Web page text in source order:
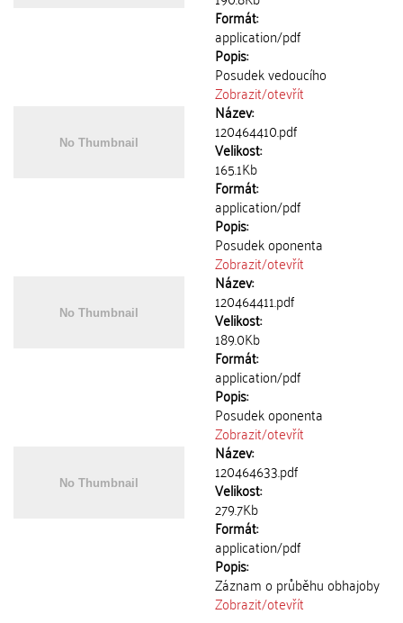
Formát:
application/pdf
Popis:
Posudek vedoucího
Zobrazit/otevřít
Název:
120464410.pdf
Velikost:
165.1Kb
Formát:
application/pdf
Popis:
Posudek oponenta
Zobrazit/otevřít
Název:
120464411.pdf
Velikost:
189.0Kb
Formát:
application/pdf
Popis:
Posudek oponenta
Zobrazit/otevřít
Název:
120464633.pdf
Velikost:
279.7Kb
Formát:
application/pdf
Popis:
Záznam o průběhu obhajoby
Zobrazit/otevřít